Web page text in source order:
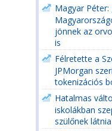
Magyar
jönnek az
is
Félretette a
JPMorgan
tokenizációs
Hatalmas
iskolákban
szülőnek